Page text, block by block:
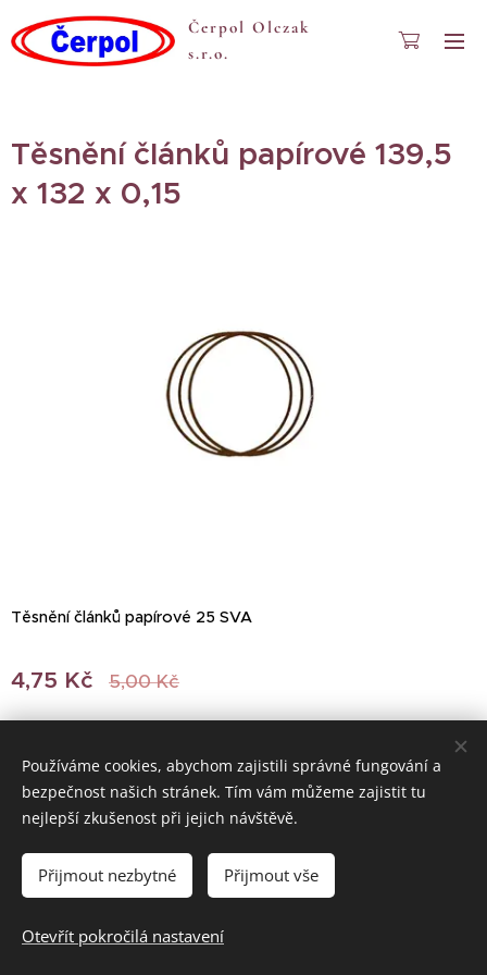
Čerpol Olczak
s.r.o.
Těsnění článků papírové 139,5
x 132 x 0,15
Těsnění článků papírové 25 SVA
4,75 Kč 5,00Kč
Do košíku
© 2022 Všechna práva vyhrazena
Používáme cookies, abychom zajistili správné fungování a
bezpečnost našich stránek. Tím vám můžeme zajistit tu
nejlepší zkušenost při jejich návštěvě.
Přijmout nezbytné Přijmout vše
Otevřít pokročilá nastavení